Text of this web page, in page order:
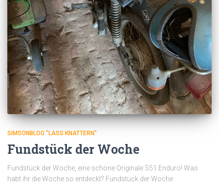
SIMSONBLOG "LASS KNATTERN"
Fundstück der Woche
Fundstück der Woche, eine schöne Originale S51 Enduro! Was
habt ihr die Woche so entdeckt? Fundstück der Woche